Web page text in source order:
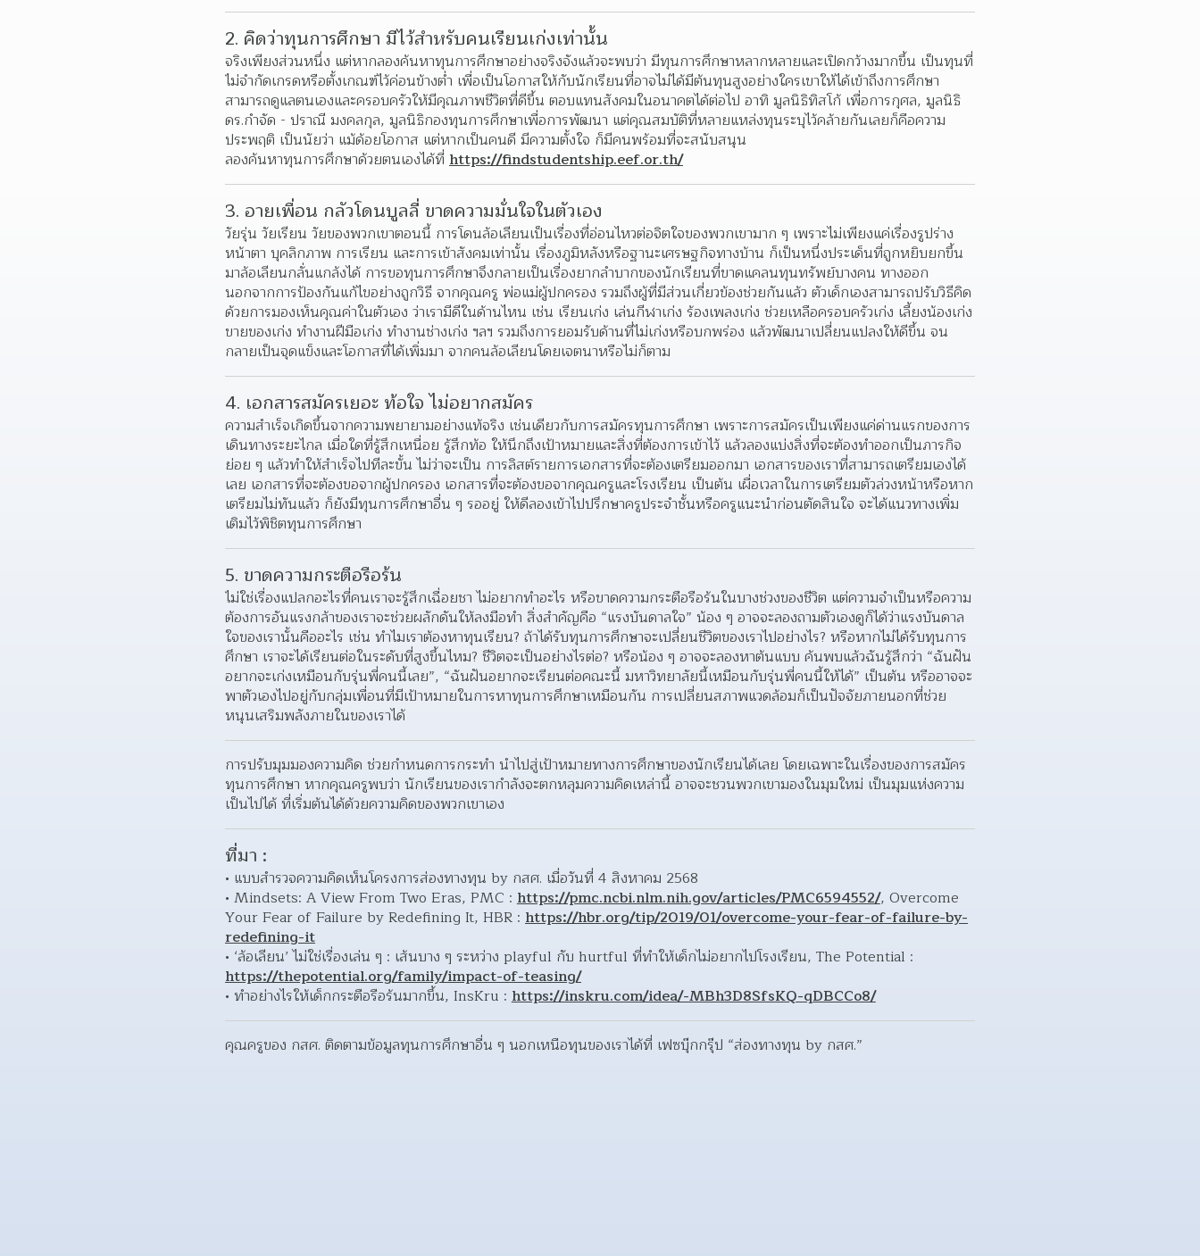
2. คิดว่าทุนการศึกษา มีไว้สำหรับคนเรียนเก่งเท่านั้น
จริงเพียงส่วนหนึ่ง แต่หากลองค้นหาทุนการศึกษาอย่างจริงจังแล้วจะพบว่า มีทุนการศึกษาหลากหลายและเปิดกว้างมากขึ้น เป็นทุนที่
ไม่จำกัดเกรดหรือตั้งเกณฑ์ไว้ค่อนข้างต่ำ เพื่อเป็นโอกาสให้กับนักเรียนที่อาจไม่ได้มีต้นทุนสูงอย่างใครเขาให้ได้เข้าถึงการศึกษา
สามารถดูแลตนเองและครอบครัวให้มีคุณภาพชีวิตที่ดีขึ้น ตอบแทนสังคมในอนาคตได้ต่อไป อาทิ มูลนิธิทิสโก้ เพื่อการกุศล, มูลนิธิ
ดร.กำจัด - ปราณี มงคลกุล, มูลนิธิกองทุนการศึกษาเพื่อการพัฒนา แต่คุณสมบัติที่หลายแหล่งทุนระบุไว้คล้ายกันเลยก็คือความ
ประพฤติ เป็นนัยว่า แม้ด้อยโอกาส แต่หากเป็นคนดี มีความตั้งใจ ก็มีคนพร้อมที่จะสนับสนุน
ลองค้นหาทุนการศึกษาด้วยตนเองได้ที่ https://findstudentship.eef.or.th/
3. อายเพื่อน กลัวโดนบูลลี่ ขาดความมั่นใจในตัวเอง
วัยรุ่น วัยเรียน วัยของพวกเขาตอนนี้ การโดนล้อเลียนเป็นเรื่องที่อ่อนไหวต่อจิตใจของพวกเขามาก ๆ เพราะไม่เพียงแค่เรื่องรูปร่าง
หน้าตา บุคลิกภาพ การเรียน และการเข้าสังคมเท่านั้น เรื่องภูมิหลังหรือฐานะเศรษฐกิจทางบ้าน ก็เป็นหนึ่งประเด็นที่ถูกหยิบยกขึ้น
มาล้อเลียนกลั่นแกล้งได้ การขอทุนการศึกษาจึงกลายเป็นเรื่องยากลำบากของนักเรียนที่ขาดแคลนทุนทรัพย์บางคน ทางออก
นอกจากการป้องกันแก้ไขอย่างถูกวิธี จากคุณครู พ่อแม่ผู้ปกครอง รวมถึงผู้ที่มีส่วนเกี่ยวข้องช่วยกันแล้ว ตัวเด็กเองสามารถปรับวิธีคิด
ด้วยการมองเห็นคุณค่าในตัวเอง ว่าเรามีดีในด้านไหน เช่น เรียนเก่ง เล่นกีฬาเก่ง ร้องเพลงเก่ง ช่วยเหลือครอบครัวเก่ง เลี้ยงน้องเก่ง
ขายของเก่ง ทำงานฝีมือเก่ง ทำงานช่างเก่ง ฯลฯ รวมถึงการยอมรับด้านที่ไม่เก่งหรือบกพร่อง แล้วพัฒนาเปลี่ยนแปลงให้ดีขึ้น จน
กลายเป็นจุดแข็งและโอกาสที่ได้เพิ่มมา จากคนล้อเลียนโดยเจตนาหรือไม่ก็ตาม
4. เอกสารสมัครเยอะ ท้อใจ ไม่อยากสมัคร
ความสำเร็จเกิดขึ้นจากความพยายามอย่างแท้จริง เช่นเดียวกับการสมัครทุนการศึกษา เพราะการสมัครเป็นเพียงแค่ด่านแรกของการ
เดินทางระยะไกล เมื่อใดที่รู้สึกเหนื่อย รู้สึกท้อ ให้นึกถึงเป้าหมายและสิ่งที่ต้องการเข้าไว้ แล้วลองแบ่งสิ่งที่จะต้องทำออกเป็นภารกิจ
ย่อย ๆ แล้วทำให้สำเร็จไปทีละขั้น ไม่ว่าจะเป็น การลิสต์รายการเอกสารที่จะต้องเตรียมออกมา เอกสารของเราที่สามารถเตรียมเองได้
เลย เอกสารที่จะต้องขอจากผู้ปกครอง เอกสารที่จะต้องขอจากคุณครูและโรงเรียน เป็นต้น เผื่อเวลาในการเตรียมตัวล่วงหน้าหรือหาก
เตรียมไม่ทันแล้ว ก็ยังมีทุนการศึกษาอื่น ๆ รออยู่ ให้ดีลองเข้าไปปรึกษาครูประจำชั้นหรือครูแนะนำก่อนตัดสินใจ จะได้แนวทางเพิ่ม
เติมไว้พิชิตทุนการศึกษา
5. ขาดความกระตือรือร้น
ไม่ใช่เรื่องแปลกอะไรที่คนเราจะรู้สึกเฉื่อยชา ไม่อยากทำอะไร หรือขาดความกระตือรือร้นในบางช่วงของชีวิต แต่ความจำเป็นหรือความ
ต้องการอันแรงกล้าของเราจะช่วยผลักดันให้ลงมือทำ สิ่งสำคัญคือ “แรงบันดาลใจ” น้อง ๆ อาจจะลองถามตัวเองดูก็ได้ว่าแรงบันดาล
ใจของเรานั้นคืออะไร เช่น ทำไมเราต้องหาทุนเรียน? ถ้าได้รับทุนการศึกษาจะเปลี่ยนชีวิตของเราไปอย่างไร? หรือหากไม่ได้รับทุนการ
ศึกษา เราจะได้เรียนต่อในระดับที่สูงขึ้นไหม? ชีวิตจะเป็นอย่างไรต่อ? หรือน้อง ๆ อาจจะลองหาต้นแบบ ค้นพบแล้วฉันรู้สึกว่า “ฉันฝัน
อยากจะเก่งเหมือนกับรุ่นพี่คนนี้เลย”, “ฉันฝันอยากจะเรียนต่อคณะนี้ มหาวิทยาลัยนี้เหมือนกับรุ่นพี่คนนี้ให้ได้” เป็นต้น หรืออาจจะ
พาตัวเองไปอยู่กับกลุ่มเพื่อนที่มีเป้าหมายในการหาทุนการศึกษาเหมือนกัน การเปลี่ยนสภาพแวดล้อมก็เป็นปัจจัยภายนอกที่ช่วย
หนุนเสริมพลังภายในของเราได้
การปรับมุมมองความคิด ช่วยกำหนดการกระทำ นำไปสู่เป้าหมายทางการศึกษาของนักเรียนได้เลย โดยเฉพาะในเรื่องของการสมัคร
ทุนการศึกษา หากคุณครูพบว่า นักเรียนของเรากำลังจะตกหลุมความคิดเหล่านี้ อาจจะชวนพวกเขามองในมุมใหม่ เป็นมุมแห่งความ
เป็นไปได้ ที่เริ่มต้นได้ด้วยความคิดของพวกเขาเอง
ที่มา :
แบบสำรวจความคิดเห็นโครงการส่องทางทุน by กสศ. เมื่อวันที่ 4 สิงหาคม 2568
Mindsets: A View From Two Eras, PMC : https://pmc.ncbi.nlm.nih.gov/articles/PMC6594552/, Overcome
Your Fear of Failure by Redefining It, HBR : https://hbr.org/tip/2019/01/overcome-your-fear-of-failure-by-
redefining-it
https://thepotential.org/family/impact-of-teasing/
ทำอย่างไรให้เด็กกระตือรือร้นมากขึ้น, InsKru : https://inskru.com/idea/-MBh3D8SfsKQ-qDBCCo8/
คุณครูของ กสศ. ติดตามข้อมูลทุนการศึกษาอื่น ๆ นอกเหนือทุนของเราได้ที่ เฟซบุ๊กกรุ๊ป “ส่องทางทุน by กสศ.”